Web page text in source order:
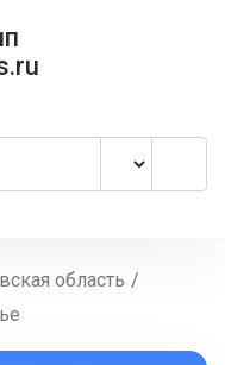
область /